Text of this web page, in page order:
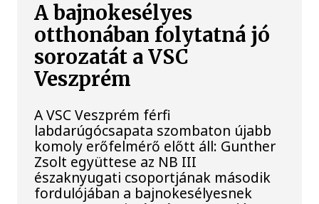
A bajnokesélyes
otthonában folytatná jó
sorozatát a VSC
Veszprém
A VSC Veszprém férfi
labdarúgócsapata szombaton újabb
komoly erőfelmérő előtt áll: Gunther
Zsolt együttese az NB III
északnyugati csoportjának második
fordulójában a bajnokesélyesnek